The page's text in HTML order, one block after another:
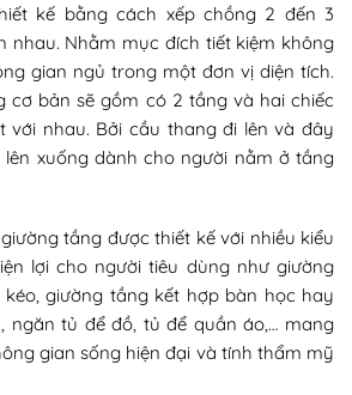
kế bằng cách xếp chồng 2 đến 3
nhau. Nhằm mục đích tiết kiệm không
gian ngủ trong một đơn vị diện tích.
cơ bản sẽ gồm có 2 tầng và hai chiếc
với nhau. Bởi cầu thang đi lên và đây
xuống dành cho người nằm ở tầng
tầng được thiết kế với nhiều kiểu
lợi cho người tiêu dùng như giường
giường tầng kết hợp bàn học hay
ngăn tủ để đồ, tủ để quần áo,… mang
gian sống hiện đại và tính thẩm mỹ